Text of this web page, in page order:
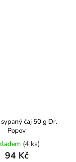
čaj 50 g Dr.
Popov
(4 ks)
94 Kč